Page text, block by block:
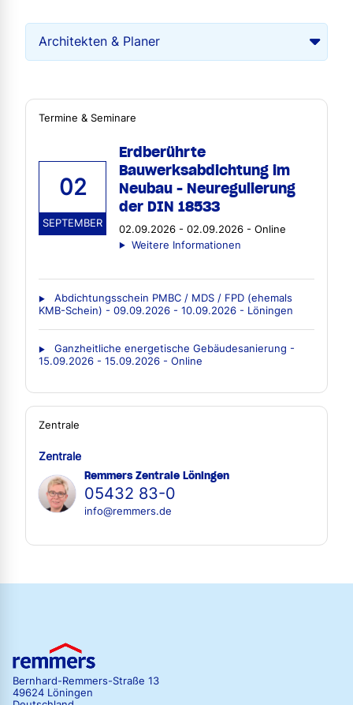
Termine & Seminare
02
SEPTEMBER
Erdberührte
Bauwerksabdichtung im
Neubau - Neuregulierung
der DIN 18533
02.09.2026 - 02.09.2026 - Online
Weitere Informationen
Abdichtungsschein PMBC / MDS / FPD (ehemals
KMB-Schein) - 09.09.2026 - 10.09.2026 - Löningen
Ganzheitliche energetische Gebäudesanierung -
15.09.2026 - 15.09.2026 - Online
Zentrale
Zentrale
Remmers Zentrale Löningen
05432 83-0
info@remmers.de
Bernhard-Remmers-Straße 13
49624 Löningen